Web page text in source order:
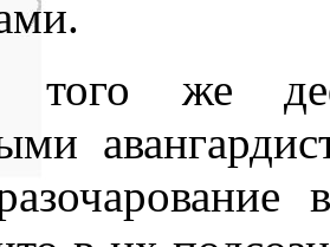
как чисто
часто
любое
того же